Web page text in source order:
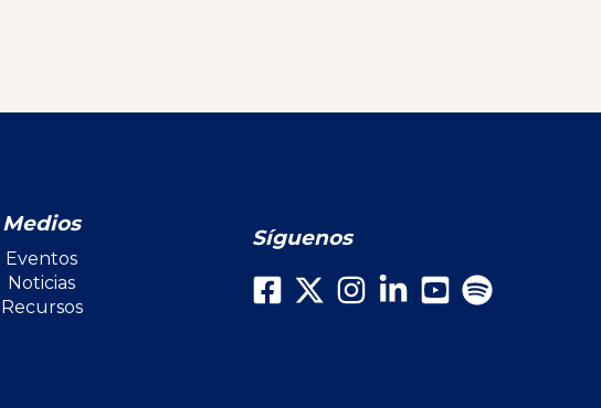
Medios
Eventos
Noticias
Recursos
Síguenos